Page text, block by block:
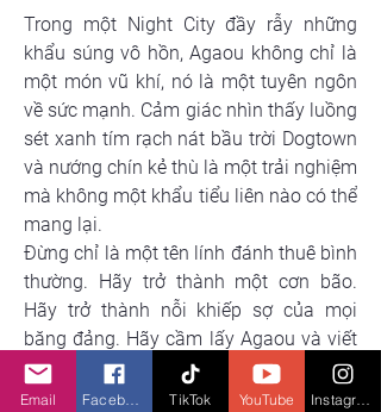
Trong một Night City đầy rẫy những
khẩu súng vô hồn, Agaou không chỉ là
một món vũ khí, nó là một tuyên ngôn
về sức mạnh. Cảm giác nhìn thấy luồng
sét xanh tím rạch nát bầu trời Dogtown
và nướng chín kẻ thù là một trải nghiệm
mà không một khẩu tiểu liên nào có thể
mang lại.
Đừng chỉ là một tên lính đánh thuê bình
thường. Hãy trở thành một cơn bão.
Hãy trở thành nỗi khiếp sợ của mọi
băng đảng. Hãy cầm lấy Agaou và viết
lại luật lệ của chính mình bằng sấm sét
và lửa điện!
Email TikTok YouTube